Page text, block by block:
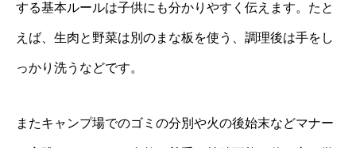
する基本ルールは子供にも分かりやすく伝えます。たと
えば、生肉と野菜は別のまな板を使う、調理後は手をし
っかり洗うなどです。
またキャンプ場でのゴミの分別や火の後始末などマナー